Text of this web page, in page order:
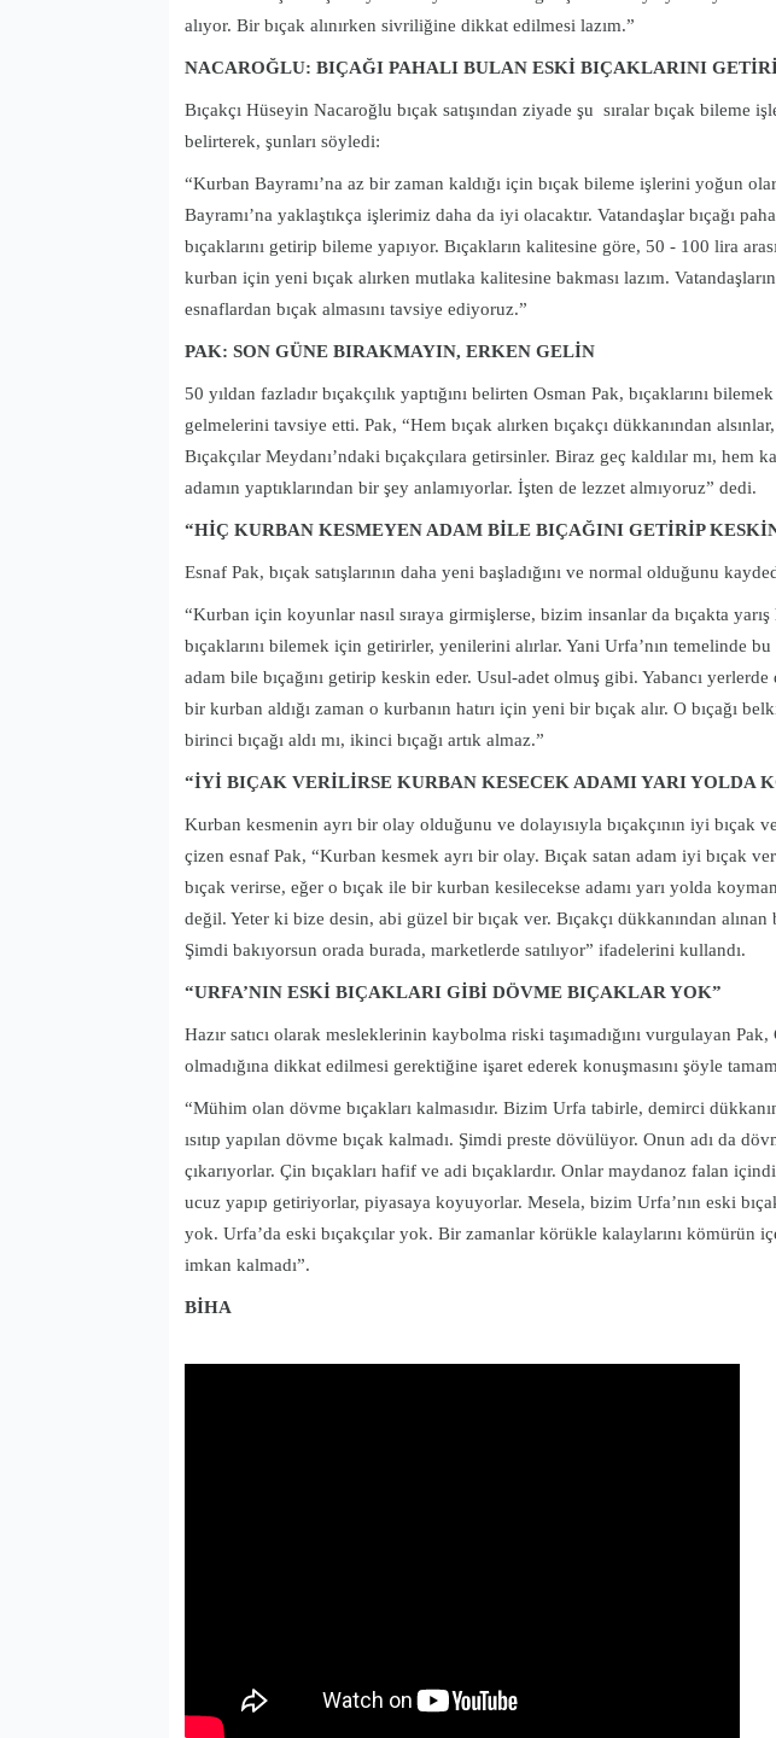
alıyor. Bir bıçak alınırken sivriliğine dikkat edilmesi lazım.”
NACAROĞLU: BIÇAĞI PAHALI BULAN ESKİ BIÇAKLARINI
Bıçakçı Hüseyin Nacaroğlu bıçak satışından ziyade şu sıralar bıçak bileme
belirterek, şunları söyledi:
“Kurban Bayramı’na az bir zaman kaldığı için bıçak bileme işlerini yoğun
Bayramı’na yaklaştıkça işlerimiz daha da iyi olacaktır. Vatandaşlar bıçağı
bıçaklarını getirip bileme yapıyor. Bıçakların kalitesine göre, 50 - 100 lira
kurban için yeni bıçak alırken mutlaka kalitesine bakması lazım.
esnaflardan bıçak almasını tavsiye ediyoruz.”
PAK: SON GÜNE BIRAKMAYIN, ERKEN GELİN
50 yıldan fazladır bıçakçılık yaptığını belirten Osman Pak, bıçaklarını
gelmelerini tavsiye etti. Pak, “Hem bıçak alırken bıçakçı dükkanından
Bıçakçılar Meydanı’ndaki bıçakçılara getirsinler. Biraz geç kaldılar mı, hem
adamın yaptıklarından bir şey anlamıyorlar. İşten de lezzet almıyoruz” dedi.
“HİÇ KURBAN KESMEYEN ADAM BİLE BIÇAĞINI GETİRİP
Esnaf Pak, bıçak satışlarının daha yeni başladığını ve normal olduğunu
“Kurban için koyunlar nasıl sıraya girmişlerse, bizim insanlar da bıçakta
bıçaklarını bilemek için getirirler, yenilerini alırlar. Yani Urfa’nın temelinde
adam bile bıçağını getirip keskin eder. Usul-adet olmuş gibi. Yabancı
bir kurban aldığı zaman o kurbanın hatırı için yeni bir bıçak alır. O bıçağı
birinci bıçağı aldı mı, ikinci bıçağı artık almaz.”
“İYİ BIÇAK VERİLİRSE KURBAN KESECEK ADAMI YARI YOLDA
Kurban kesmenin ayrı bir olay olduğunu ve dolayısıyla bıçakçının iyi bıçak
çizen esnaf Pak, “Kurban kesmek ayrı bir olay. Bıçak satan adam iyi bıçak
bıçak verirse, eğer o bıçak ile bir kurban kesilecekse adamı yarı yolda
değil. Yeter ki bize desin, abi güzel bir bıçak ver. Bıçakçı dükkanından
Şimdi bakıyorsun orada burada, marketlerde satılıyor” ifadelerini kullandı.
“URFA’NIN ESKİ BIÇAKLARI GİBİ DÖVME BIÇAKLAR YOK”
Hazır satıcı olarak mesleklerinin kaybolma riski taşımadığını vurgulayan Pak,
olmadığına dikkat edilmesi gerektiğine işaret ederek konuşmasını şöyle
“Mühim olan dövme bıçakları kalmasıdır. Bizim Urfa tabirle, demirci
ısıtıp yapılan dövme bıçak kalmadı. Şimdi preste dövülüyor. Onun adı da
çıkarıyorlar. Çin bıçakları hafif ve adi bıçaklardır. Onlar maydanoz falan
ucuz yapıp getiriyorlar, piyasaya koyuyorlar. Mesela, bizim Urfa’nın eski
yok. Urfa’da eski bıçakçılar yok. Bir zamanlar körükle kalaylarını kömürün
imkan kalmadı”.
BİHA